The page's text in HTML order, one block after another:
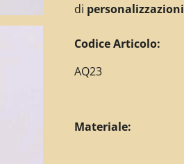
di personalizzazioni
Codice Articolo:
AQ23
Materiale: